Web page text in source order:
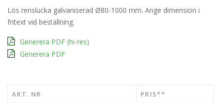
Lös renslucka galvaniserad Ø80-1000 mm. Ange dimension i
fritext vid beställning.
Generera PDF (hi-res)
Generera PDF
ART. NR PRIS**